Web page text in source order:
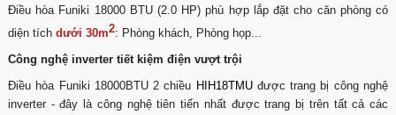
Điều hòa Funiki 18000 BTU (2.0 HP) phù hợp lắp đặt cho căn phòng có
diện tích dưới 30m2: Phòng khách, Phòng họp...
Công nghệ inverter tiết kiệm điện vượt trội
Điều hòa Funiki 18000BTU 2 chiều HIH18TMU được trang bị công nghệ
inverter - đây là công nghệ tiên tiến nhất được trang bị trên tất cả các